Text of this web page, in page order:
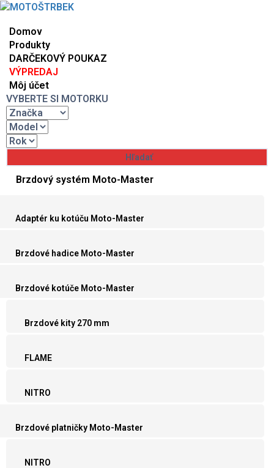
Domov
Produkty
DARČEKOVÝ POUKAZ
VÝPREDAJ
Môj účet
VYBERTE SI MOTORKU
Brzdový systém Moto-Master
Adaptér ku kotúču Moto-Master
Brzdové hadice Moto-Master
Brzdové kotúče Moto-Master
Brzdové kity 270 mm
FLAME
NITRO
Brzdové platničky Moto-Master
NITRO